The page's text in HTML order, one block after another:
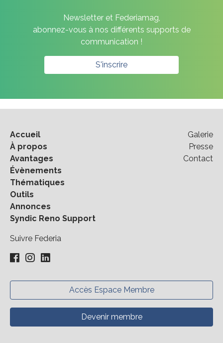
Newsletter et Federiamag,
abonnez-vous à nos différents supports de
communication !
S'inscrire
Accueil
À propos
Avantages
Évènements
Thématiques
Outils
Annonces
Syndic Reno Support
Galerie
Presse
Contact
Suivre Federia
Accès Espace Membre
Devenir membre